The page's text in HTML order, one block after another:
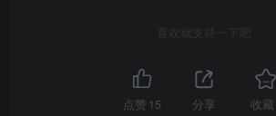
喜欢就支持一下吧
点赞 15 分享 收藏